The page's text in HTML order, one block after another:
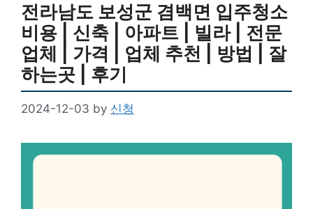
전라남도 보성군 겸백면 입주청소
비용 | 신축 | 아파트 | 빌라 | 전문
업체 | 가격 | 업체 추천 | 방법 | 잘
하는곳 | 후기
2024-12-03 by 신청